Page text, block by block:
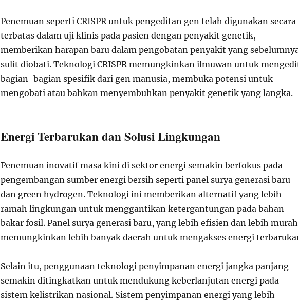
Penemuan seperti CRISPR untuk pengeditan gen telah digunakan secara
terbatas dalam uji klinis pada pasien dengan penyakit genetik,
memberikan harapan baru dalam pengobatan penyakit yang
sulit diobati. Teknologi CRISPR memungkinkan ilmuwan untuk
bagian-bagian spesifik dari gen manusia, membuka potensi untuk
mengobati atau bahkan menyembuhkan penyakit genetik yang langka.
Energi Terbarukan dan Solusi Lingkungan
Penemuan inovatif masa kini di sektor energi semakin berfokus pada
pengembangan sumber energi bersih seperti panel surya generasi baru
dan green hydrogen. Teknologi ini memberikan alternatif yang lebih
ramah lingkungan untuk menggantikan ketergantungan pada bahan
bakar fosil. Panel surya generasi baru, yang lebih efisien dan lebih
memungkinkan lebih banyak daerah untuk mengakses energi
Selain itu, penggunaan teknologi penyimpanan energi jangka panjang
semakin ditingkatkan untuk mendukung keberlanjutan energi pada
sistem kelistrikan nasional. Sistem penyimpanan energi yang lebih